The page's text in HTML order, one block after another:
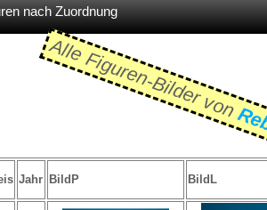
nach Zuordnung
Alle Figuren-Bilder von
Jahr BildP BildL